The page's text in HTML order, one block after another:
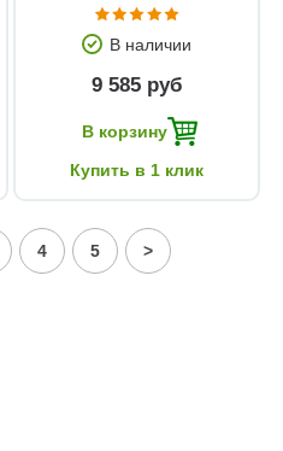
В наличии
9 585 руб
В корзину
Купить в 1 клик
4 5 >